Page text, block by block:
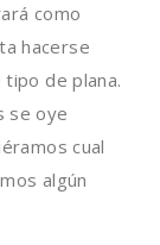
como
hacerse
de plana.
se oye
cual
algún